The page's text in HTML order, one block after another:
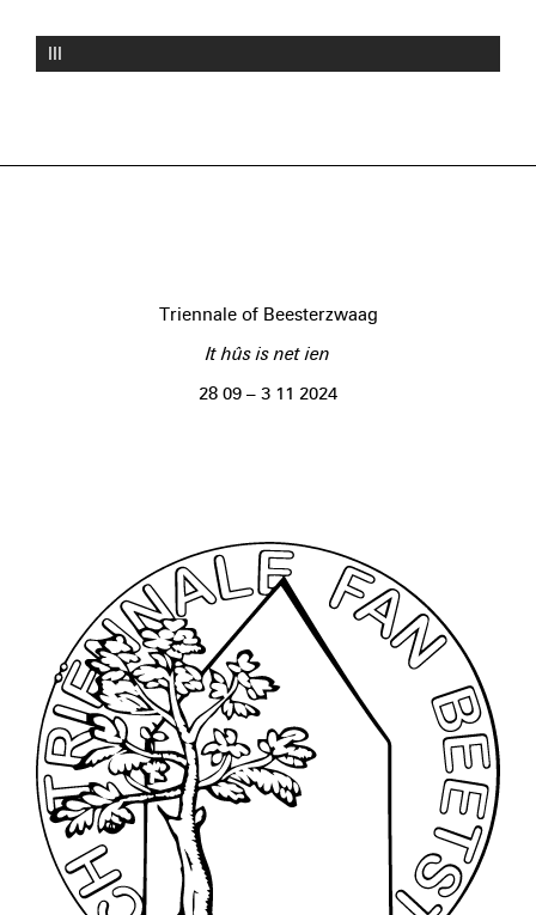
III
Triennale of Beesterzwaag
It hûs is net ien
28 09 – 3 11 2024